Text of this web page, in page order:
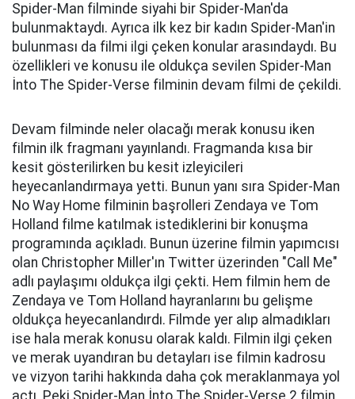
Spider-Man filminde siyahi bir Spider-Man'da
bulunmaktaydı. Ayrıca ilk kez bir kadın Spider-Man'in
bulunması da filmi ilgi çeken konular arasındaydı. Bu
özellikleri ve konusu ile oldukça sevilen Spider-Man
İnto The Spider-Verse filminin devam filmi de çekildi.
Devam filminde neler olacağı merak konusu iken
filmin ilk fragmanı yayınlandı. Fragmanda kısa bir
kesit gösterilirken bu kesit izleyicileri
heyecanlandırmaya yetti. Bunun yanı sıra Spider-Man
No Way Home filminin başrolleri Zendaya ve Tom
Holland filme katılmak istediklerini bir konuşma
programında açıkladı. Bunun üzerine filmin yapımcısı
olan Christopher Miller'ın Twitter üzerinden "Call Me"
adlı paylaşımı oldukça ilgi çekti. Hem filmin hem de
Zendaya ve Tom Holland hayranlarını bu gelişme
oldukça heyecanlandırdı. Filmde yer alıp almadıkları
ise hala merak konusu olarak kaldı. Filmin ilgi çeken
ve merak uyandıran bu detayları ise filmin kadrosu
ve vizyon tarihi hakkında daha çok meraklanmaya yol
açtı. Peki Spider-Man İnto The Spider-Verse 2 filmin